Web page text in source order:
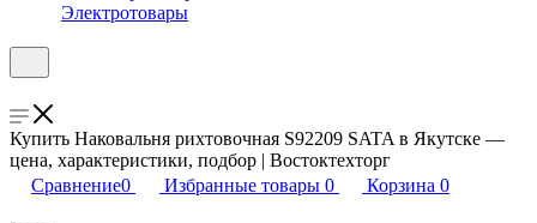
Электротовары
Купить Наковальня рихтовочная S92209 SATA в Якутске —
цена, характеристики, подбор | Востоктехторг
Сравнение0 Избранные товары 0 Корзина 0